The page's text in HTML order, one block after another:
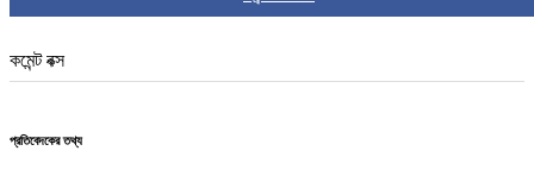
কমেন্ট বক্স
প্রতিবেদকের তথ্য